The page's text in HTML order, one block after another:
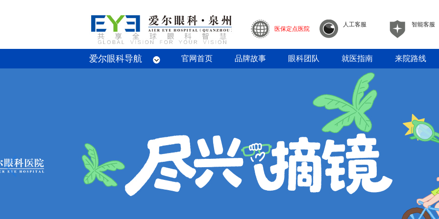
医保定点医院
人工客服 智能客服
爱尔眼科导航
眼底病专科
屈光专科
白内障专科
青光眼专科
斜视与小儿眼科专科
眼整形眼眶病专科
眼预防保健专科
角膜病专科
眼外伤专业 官网首页 品牌故事 眼科团队 就医指南 来院路线